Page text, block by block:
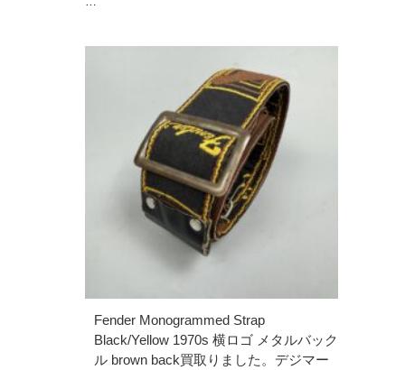
Fender Monogrammed Strap
Black/Yellow 1970s 横ロゴ メタルバック
ル brown back買取りました。デジマー